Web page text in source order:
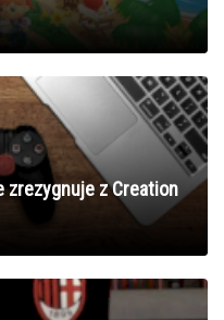
zrezygnuje z Creation